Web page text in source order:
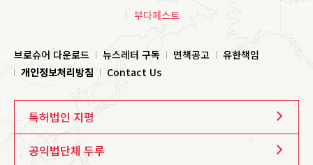
부다페스트
브로슈어 다운로드 뉴스레터 구독 면책공고
유한책임
개인정보처리방침
Contact Us
특허법인 지평
공익법단체 두루